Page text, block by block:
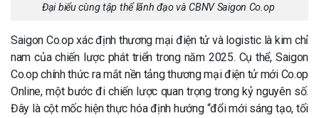
Đại biểu cùng tập thể lãnh đạo và CBNV Saigon Co.op
Saigon Co.op xác định thương mại điện tử và logistic là kim chỉ
nam của chiến lược phát triển trong năm 2025. Cụ thể, Saigon
Co.op chính thức ra mắt nền tảng thương mại điện tử mới Co.op
Online, một bước đi chiến lược quan trọng trong kỷ nguyên số.
Đây là cột mốc hiện thực hóa định hướng “đổi mới sáng tạo, tối